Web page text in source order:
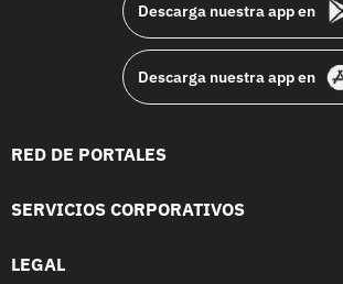
Descarga nuestra app en
Descarga nuestra app en
RED DE PORTALES
SERVICIOS CORPORATIVOS
LEGAL